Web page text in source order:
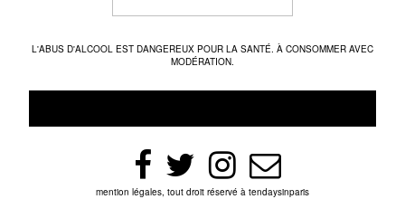
L'ABUS D'ALCOOL EST DANGEREUX POUR LA SANTÉ. À CONSOMMER AVEC
MODÉRATION.
mention légales, tout droit réservé à tendaysinparis